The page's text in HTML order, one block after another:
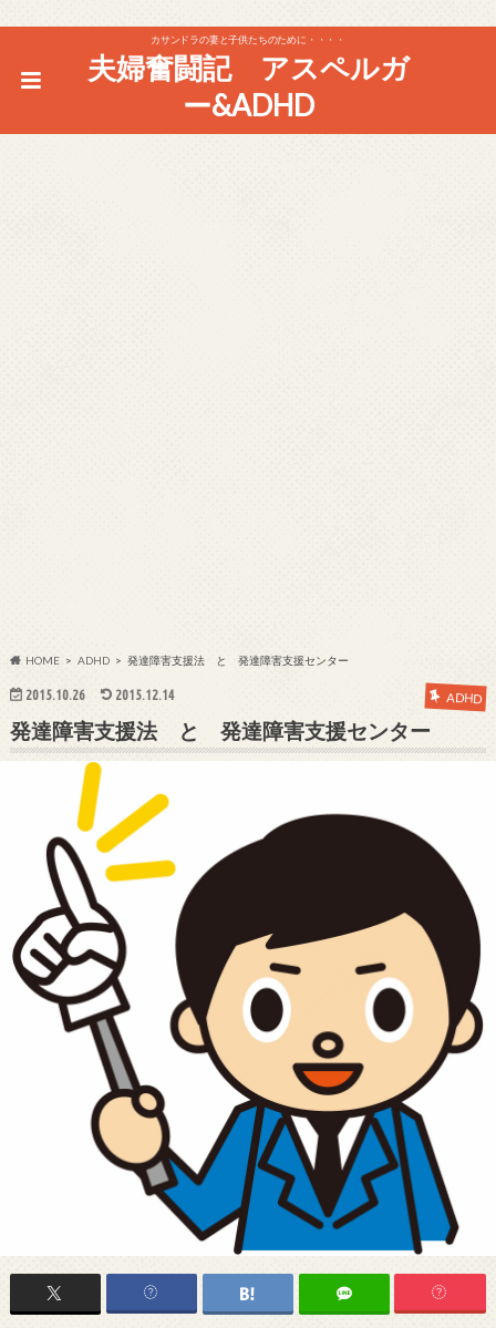
カサンドラの妻と子供たちのために・・・・
夫婦奮闘記 アスペルガ
ー&ADHD
HOME ADHD 発達障害支援法 と 発達障害支援センター
2015.10.26 2015.12.14 ADHD
発達障害支援法 と 発達障害支援センター